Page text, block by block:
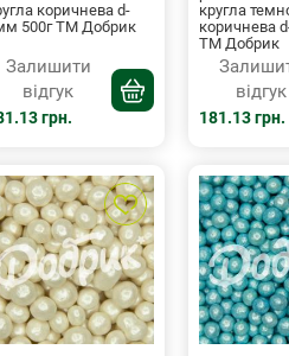
коричнева d-
500г ТМ Добрик
Залишити
відгук
грн.
кругла
коричнева
ТМ Добрик
відгук
181.13 грн.